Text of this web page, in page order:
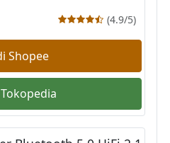
(4.9/5)
Shopee